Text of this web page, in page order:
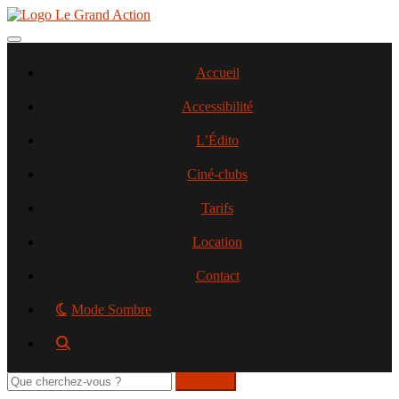
Aller
contenu
Toggle navigation
Accueil
Accessibilité
L’Édito
Ciné-clubs
Tarifs
Location
Contact
Mode Sombre
Rechercher
sur